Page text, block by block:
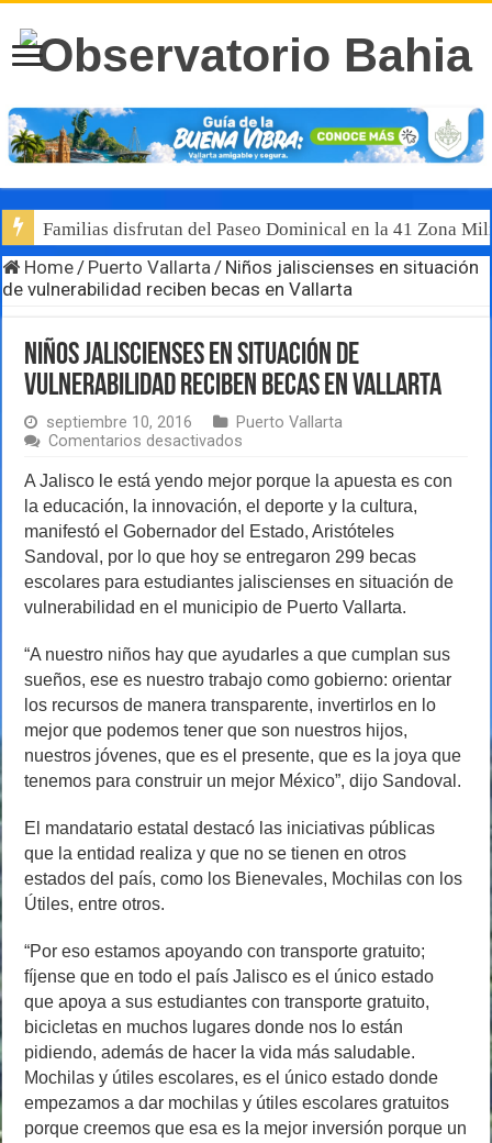
Familias disfrutan del Paseo Dominical en la 41 Zona
Home / Puerto Vallarta / Niños jaliscienses en situación
de vulnerabilidad reciben becas en Vallarta
Niños jaliscienses en situación de
vulnerabilidad reciben becas en Vallarta
septiembre 10, 2016
Puerto Vallarta
Comentarios desactivados
jaliscienses
en
situación
de
vulnerabilidad
reciben
becas
en
A Jalisco le está yendo mejor porque la apuesta es con
la educación, la innovación, el deporte y la cultura,
manifestó el Gobernador del Estado, Aristóteles
Sandoval, por lo que hoy se entregaron 299 becas
escolares para estudiantes jaliscienses en situación de
vulnerabilidad en el municipio de Puerto Vallarta.
“A nuestro niños hay que ayudarles a que cumplan sus
sueños, ese es nuestro trabajo como gobierno: orientar
los recursos de manera transparente, invertirlos en lo
mejor que podemos tener que son nuestros hijos,
nuestros jóvenes, que es el presente, que es la joya que
tenemos para construir un mejor México”, dijo Sandoval.
El mandatario estatal destacó las iniciativas públicas
que la entidad realiza y que no se tienen en otros
estados del país, como los Bienevales, Mochilas con los
Útiles, entre otros.
“Por eso estamos apoyando con transporte gratuito;
fíjense que en todo el país Jalisco es el único estado
que apoya a sus estudiantes con transporte gratuito,
bicicletas en muchos lugares donde nos lo están
pidiendo, además de hacer la vida más saludable.
Mochilas y útiles escolares, es el único estado donde
empezamos a dar mochilas y útiles escolares gratuitos
porque creemos que esa es la mejor inversión porque un